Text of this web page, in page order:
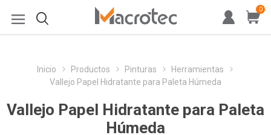
0
Inicio Productos Pinturas
Herramientas
Vallejo Papel Hidratante para Paleta Húmeda
Vallejo Papel Hidratante para Paleta
Húmeda